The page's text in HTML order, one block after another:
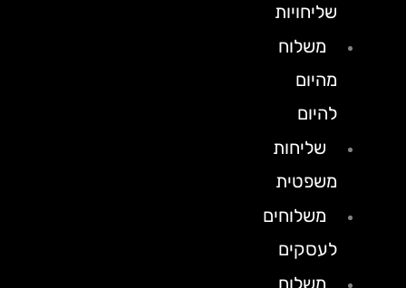
שליחויות
משלוח
מהיום
להיום
שליחות
משפטית
משלוחים
לעסקים